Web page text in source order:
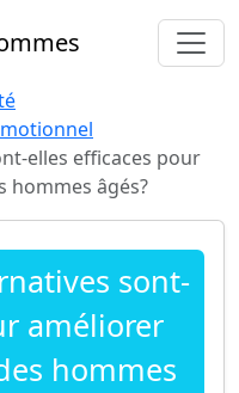
elles efficaces pour
hommes âgés?
sont-
améliorer
hommes